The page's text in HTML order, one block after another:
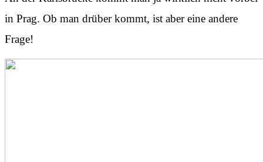
in Prag. Ob man drüber kommt, ist aber eine andere
Frage!